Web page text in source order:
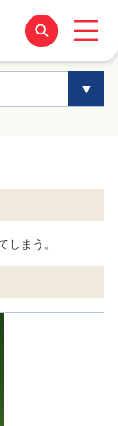
しまう。